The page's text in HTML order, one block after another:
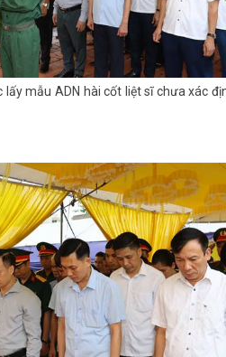
lấy mẫu ADN hài cốt liệt sĩ chưa xác